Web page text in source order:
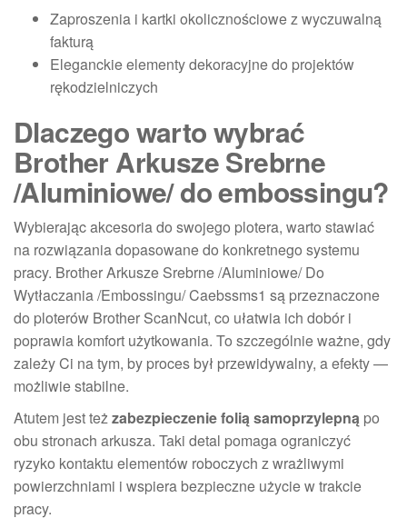
Zaproszenia i kartki okolicznościowe z wyczuwalną
fakturą
Eleganckie elementy dekoracyjne do projektów
rękodzielniczych
Dlaczego warto wybrać
Brother Arkusze Srebrne
/Aluminiowe/ do embossingu?
Wybierając akcesoria do swojego plotera, warto stawiać
na rozwiązania dopasowane do konkretnego systemu
pracy. Brother Arkusze Srebrne /Aluminiowe/ Do
Wytłaczania /Embossingu/ Caebssms1 są przeznaczone
do ploterów Brother ScanNcut, co ułatwia ich dobór i
poprawia komfort użytkowania. To szczególnie ważne, gdy
zależy Ci na tym, by proces był przewidywalny, a efekty —
możliwie stabilne.
Atutem jest teżzabezpieczenie folią samoprzylepną po
obu stronach arkusza. Taki detal pomaga ograniczyć
ryzyko kontaktu elementów roboczych z wrażliwymi
powierzchniami i wspiera bezpieczne użycie w trakcie
pracy.